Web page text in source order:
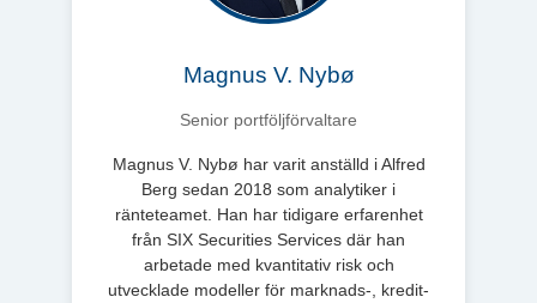
Magnus V. Nybø
Senior portföljförvaltare
Magnus V. Nybø har varit anställd i Alfred
Berg sedan 2018 som analytiker i
ränteteamet. Han har tidigare erfarenhet
från SIX Securities Services där han
arbetade med kvantitativ risk och
utvecklade modeller för marknads-, kredit-